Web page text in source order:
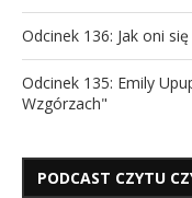
Odcinek 136: Jak oni
Odcinek 135: Emily
Wzgórzach"
PODCAST CZYTU